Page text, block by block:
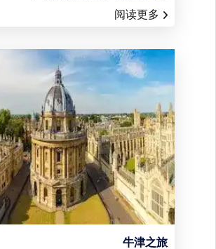
阅读更多
牛津之旅